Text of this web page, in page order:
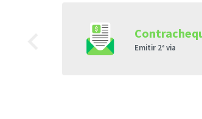
Emitir 2ª via